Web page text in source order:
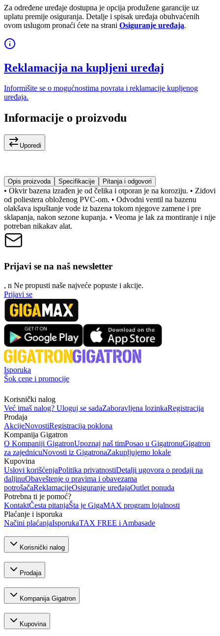
Za određene uređaje dostupna je opcija produžene garancije uz
uplatu premije osiguranja. Detalje i spisak uređaja obuhvaćenih
ovom uslugom pronaći ćete na strani Osiguranje uređaja.
Reklamacija na kupljeni uređaj
Informišite se o mogućnostima povrata i reklamacije kupljenog
uređaja.
Informacije o proizvodu
Uporedi
Opis proizvoda Specifikacije Pitanja i odgovori
• Okvir bazena izrađen je od čelika i otporan je na koroziju. • Zidovi
od poliestera obloženog PVC-om. • Odvodni ventil na bazenu
olakšava ispuštanje vode iz bazena tokom njegove zamene i pre
sklapanja, nakon sezone kupanja. • Veoma je lak za montiranje i nije
potreban nikakav alat.
Prijavi se na naš newsletter
, n Ne propusti naše najveće popuste i akcije.
Prijavi se
Isporuka
Šok cene i promocije
Korisnički nalog
Već imaš nalog? Uloguj se sadaZaboravljena lozinkaRegistracija
Prodaja
AkcijeNovostiRegistracija poklona
Kompanija Gigatron
O Kompaniji GigatronUpoznaj naš timPosao u GigatronuGigatron
za zajednicuNovosti iz GigatronaZakupljujemo lokale
Kupovina
Uslovi korišćenjaPolitika privatnostiDetalji ugovora o prodaji na
daljinuObaveštenje o pravima i obavezama
potrošačaReklamacijeOsiguranje uređajaOutlet ponuda
Potrebna ti je pomoć?
KontaktČesta pitanjaŠta je GigaMAX program lojalnosti
Plaćanje i isporuka
Načini plaćanjaIsporukaTAX FREE i Ambasade
Korisnički nalog
Prodaja
Kompanija Gigatron
Kupovina